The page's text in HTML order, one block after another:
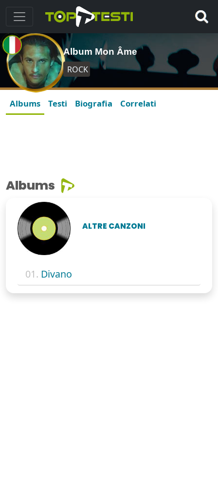
Album Mon Âme
ROCK
Albums Testi Biografia Correlati
Albums
ALTRE CANZONI
01. Divano